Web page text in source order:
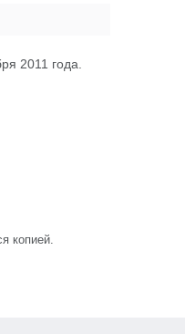
2011 года.
копией.